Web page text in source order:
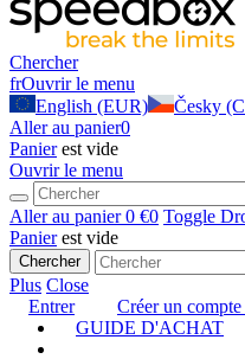
Chercher
frOuvrir le menu
English (EUR)
Česky
Aller au panier0
Panierest vide
Ouvrir le menu
Aller au panier0 €0 Toggle
Panierest vide
Chercher
Plus Close
Entrer
Créer un
GUIDE D'ACHAT